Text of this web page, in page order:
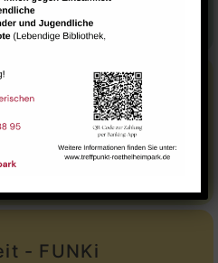
roethelheimpark.de
roethelheimpark.de
- FUNKi